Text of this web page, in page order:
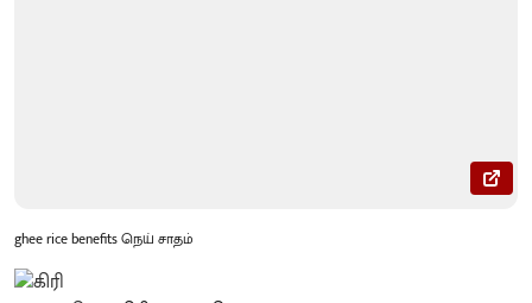
ghee rice benefits நெய் சாதம்